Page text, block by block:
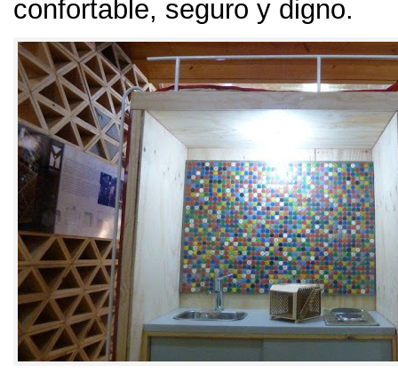
confortable, seguro y digno.